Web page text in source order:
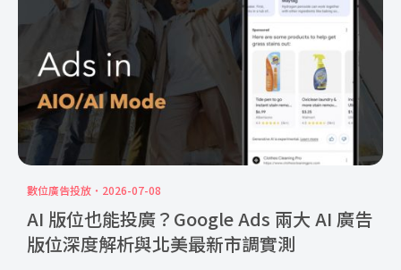
數位廣告投放 2026-07-08
AI 版位也能投廣？Google Ads 兩大 AI 廣告
版位深度解析與北美最新市調實測